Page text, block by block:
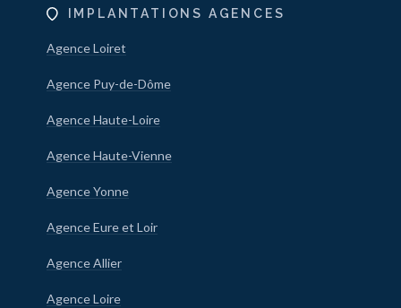
IMPLANTATIONS AGENCES
Agence Loiret
Agence Puy-de-Dôme
Agence Haute-Loire
Agence Haute-Vienne
Agence Yonne
Agence Eure et Loir
Agence Allier
Agence Loire